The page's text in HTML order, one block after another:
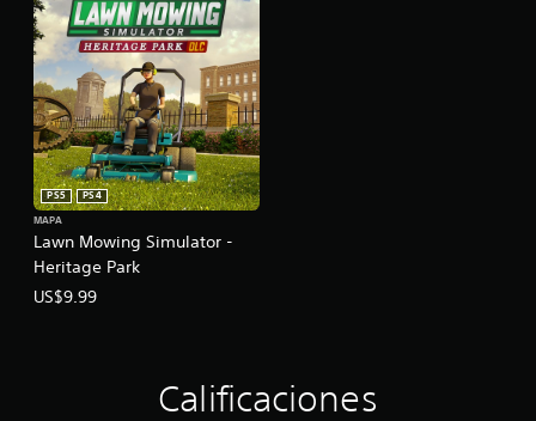
Lawn Mowing Simulator -
Heritage Park
PS5
PS4
MAPA
US$9.99
Calificaciones